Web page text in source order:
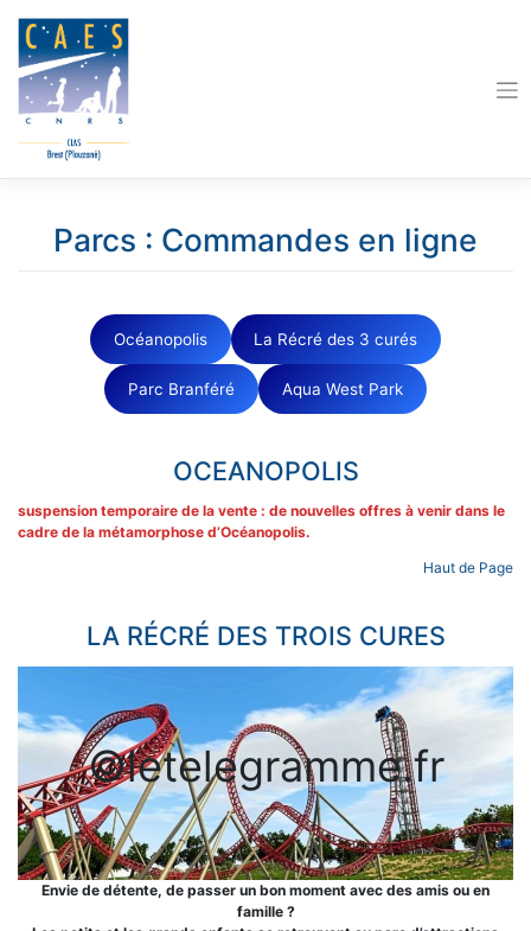
content
Parcs : Commandes en ligne
Océanopolis La Récré des 3 curés
Parc Branféré Aqua West Park
OCEANOPOLIS
suspension temporaire de la vente : de nouvelles offres à venir dans le
cadre de la métamorphose d’Océanopolis.
Haut de Page
LA RÉCRÉ DES TROIS CURES
©letelegramme.fr
Envie de détente, de passer un bon moment avec des amis ou en
famille ?